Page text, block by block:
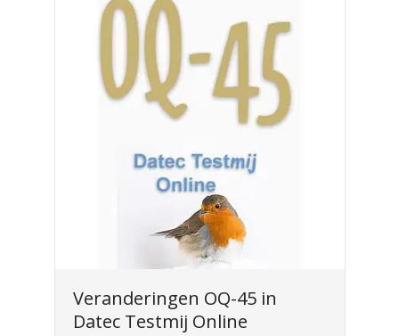
Veranderingen OQ-45 in
Datec Testmij Online